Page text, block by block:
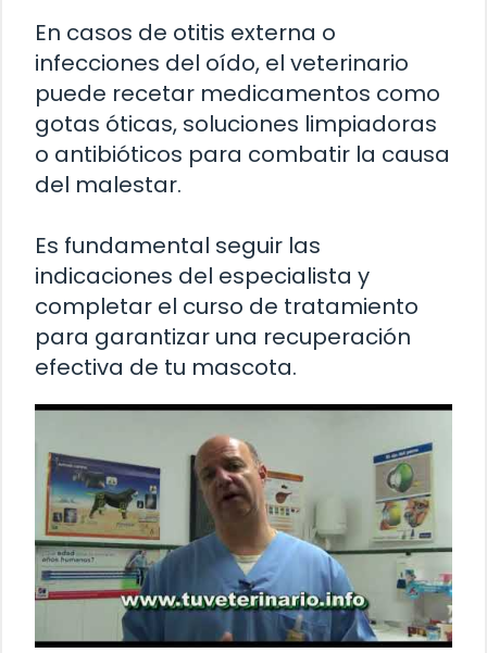
En casos de otitis externa o
infecciones del oído, el veterinario
puede recetar medicamentos como
gotas óticas, soluciones limpiadoras
o antibióticos para combatir la causa
del malestar.
Es fundamental seguir las
indicaciones del especialista y
completar el curso de tratamiento
para garantizar una recuperación
efectiva de tu mascota.